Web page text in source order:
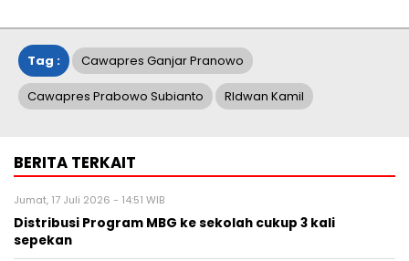
Tag : Cawapres Ganjar Pranowo
Cawapres Prabowo Subianto RIdwan Kamil
BERITA TERKAIT
Jumat, 17 Juli 2026 - 14:51 WIB
Distribusi Program MBG ke sekolah cukup 3 kali
sepekan